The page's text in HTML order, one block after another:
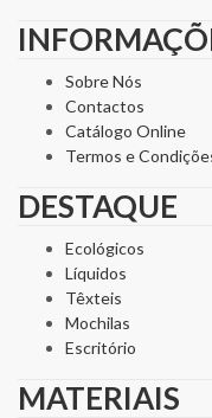
Sobre Nós
Contactos
Catálogo Online
Termos e
DESTAQUE
Ecológicos
Líquidos
Têxteis
Mochilas
Escritório
MATERIAIS